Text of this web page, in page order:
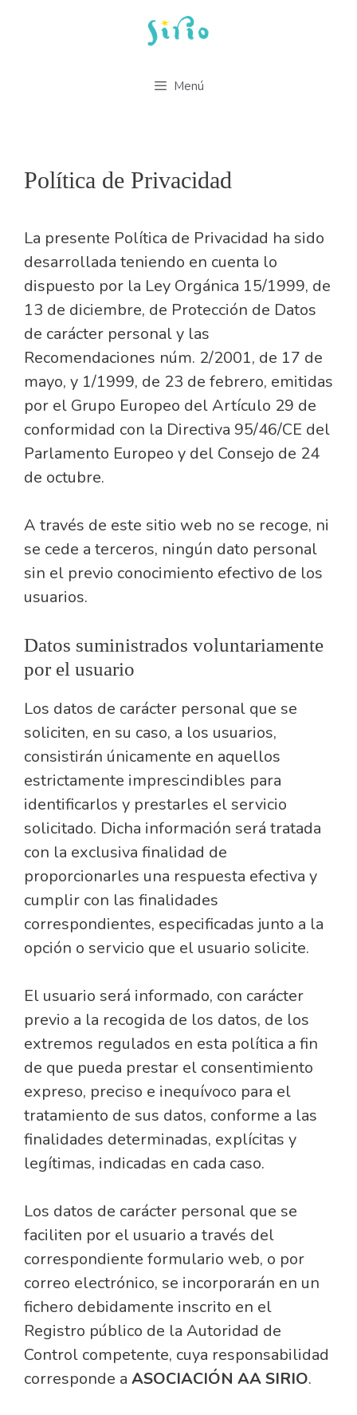
Menú
Política de Privacidad
La presente Política de Privacidad ha sido
desarrollada teniendo en cuenta lo
dispuesto por la Ley Orgánica 15/1999, de
13 de diciembre, de Protección de Datos
de carácter personal y las
Recomendaciones núm. 2/2001, de 17 de
mayo, y 1/1999, de 23 de febrero, emitidas
por el Grupo Europeo del Artículo 29 de
conformidad con la Directiva 95/46/CE del
Parlamento Europeo y del Consejo de 24
de octubre.
A través de este sitio web no se recoge, ni
se cede a terceros, ningún dato personal
sin el previo conocimiento efectivo de los
usuarios.
Datos suministrados voluntariamente
por el usuario
Los datos de carácter personal que se
soliciten, en su caso, a los usuarios,
consistirán únicamente en aquellos
estrictamente imprescindibles para
identificarlos y prestarles el servicio
solicitado. Dicha información será tratada
con la exclusiva finalidad de
proporcionarles una respuesta efectiva y
cumplir con las finalidades
correspondientes, especificadas junto a la
opción o servicio que el usuario solicite.
El usuario será informado, con carácter
previo a la recogida de los datos, de los
extremos regulados en esta política a fin
de que pueda prestar el consentimiento
expreso, preciso e inequívoco para el
tratamiento de sus datos, conforme a las
finalidades determinadas, explícitas y
legítimas, indicadas en cada caso.
Los datos de carácter personal que se
faciliten por el usuario a través del
correspondiente formulario web, o por
correo electrónico, se incorporarán en un
fichero debidamente inscrito en el
Registro público de la Autoridad de
Control competente, cuya responsabilidad
corresponde a ASOCIACIÓN AA SIRIO.